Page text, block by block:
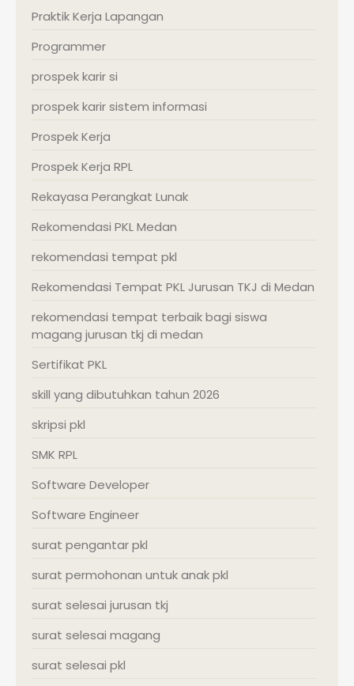
Praktik Kerja Lapangan
Programmer
prospek karir si
prospek karir sistem informasi
Prospek Kerja
Prospek Kerja RPL
Rekayasa Perangkat Lunak
Rekomendasi PKL Medan
rekomendasi tempat pkl
Rekomendasi Tempat PKL Jurusan TKJ di Medan
rekomendasi tempat terbaik bagi siswa
magang jurusan tkj di medan
Sertifikat PKL
skill yang dibutuhkan tahun 2026
skripsi pkl
SMK RPL
Software Developer
Software Engineer
surat pengantar pkl
surat permohonan untuk anak pkl
surat selesai jurusan tkj
surat selesai magang
surat selesai pkl